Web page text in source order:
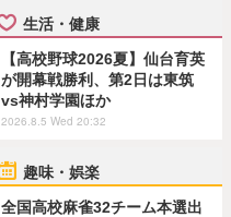
生活・健康
【高校野球2026夏】仙台育英
が開幕戦勝利、第2日は東筑
vs神村学園ほか
2026.8.5 Wed 20:32
趣味・娯楽
全国高校麻雀32チーム本選出